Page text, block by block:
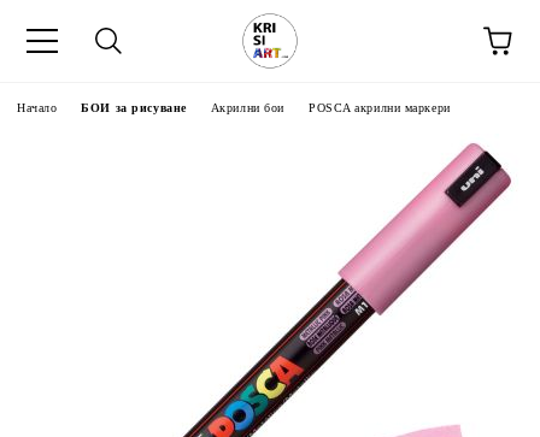
Начало БОИ за рисуване Акрилни бои POSCA акрилни маркери